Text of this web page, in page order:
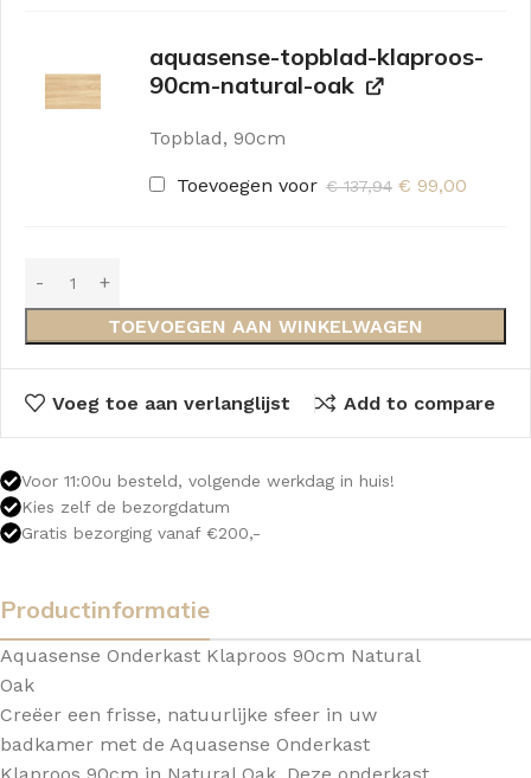
aquasense-topblad-klaproos-
90cm-natural-oak
Topblad, 90cm
Toevoegen voor €137,94 € 99,00
TOEVOEGEN AAN WINKELWAGEN
Voeg toe aan verlanglijst Add to compare
Voor 11:00u besteld, volgende werkdag in huis!
Kies zelf de bezorgdatum
Gratis bezorging vanaf €200,-
Productinformatie
Aquasense Onderkast Klaproos 90cm Natural
Oak
Creëer een frisse, natuurlijke sfeer in uw
badkamer met de Aquasense Onderkast